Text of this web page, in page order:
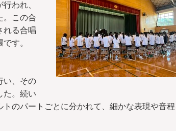
われ、
。この合
れる合唱
す。
い、その
た。続い
トのパートごとに分かれて、細かな表現や音